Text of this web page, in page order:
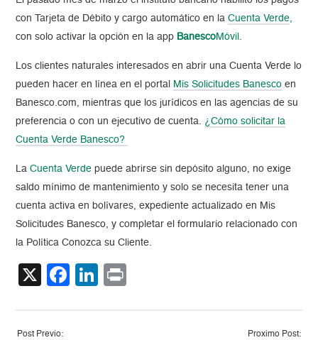
con Tarjeta de Débito y cargo automático en laCuenta Verde,
con solo activar la opción en la app BanescoMóvil .
Los clientes naturales interesados en abrir una Cuenta Verde lo
pueden hacer en línea en el portal
Mis Solicitudes Banesco en
Banesco.com, mientras que los jurídicos en las agencias de su
preferencia o con un ejecutivo de cuenta. ¿Cómo solicitar la
Cuenta Verde Banesco?
LaCuenta Verde puede abrirse sin depósito alguno, no exige
saldo mínimo de mantenimiento y solo se necesita tener una
cuenta activa en bolívares, expediente actualizado en Mis
Solicitudes Banesco, y completar el formulario relacionado con
la Política Conozca su Cliente.
X Facebook
LinkedIn
Post Previo: Proximo Post: